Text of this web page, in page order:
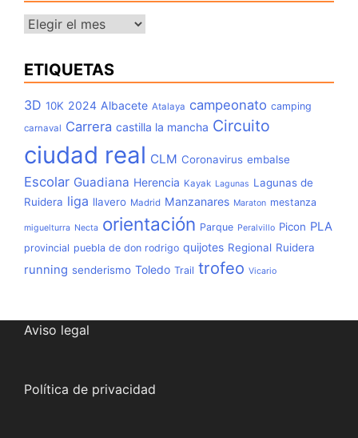
Archivo
ETIQUETAS
3D 10K 2024 Albacete Atalaya campeonato camping
carnaval Carrera castilla la mancha Circuito
ciudad real CLM Coronavirus embalse
Escolar Guadiana Herencia Kayak Lagunas Lagunas de
Ruidera liga llavero Madrid Manzanares Maraton mestanza
miguelturra Necta orientación Parque Peralvillo Picon PLA
provincial puebla de don rodrigo quijotes Regional Ruidera
running senderismo Toledo Trail trofeo Vicario
Aviso legal
Política de privacidad